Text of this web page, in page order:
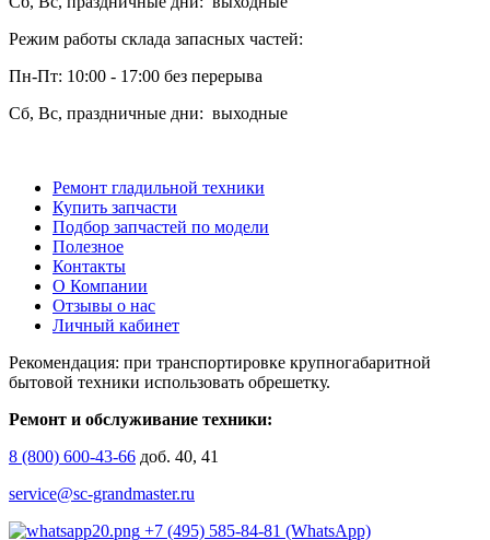
Режим работы склада запасных частей:
Пн-Пт: 10:00 - 17:00 без перерыва
Сб, Вс, праздничные дни: выходные
Ремонт гладильной техники
Купить запчасти
Подбор запчастей по модели
Полезное
Контакты
О Компании
Отзывы о нас
Личный кабинет
Рекомендация: при транспортировке крупногабаритной
бытовой техники использовать обрешетку.
Ремонт и обслуживание техники:
8 (800) 600-43-66 доб. 40, 41
service@sc-grandmaster.ru
+7 (495) 585-84-81 (WhatsApp)